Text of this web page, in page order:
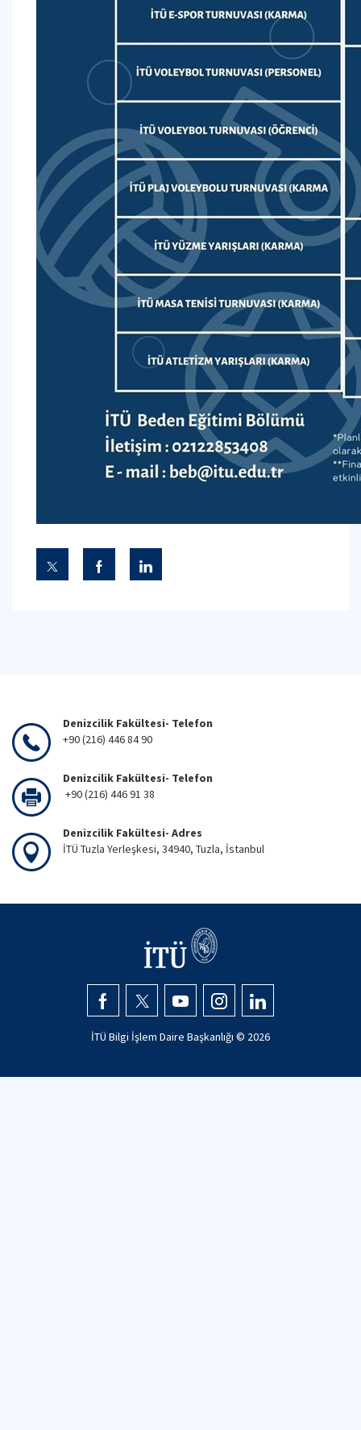
Denizcilik Fakültesi- Telefon
+90 (216) 446 84 90
Denizcilik Fakültesi- Telefon
+90 (216) 446 91 38
Denizcilik Fakültesi- Adres
İTÜ Tuzla Yerleşkesi, 34940, Tuzla, İstanbul
İTÜ Bilgi İşlem Daire Başkanlığı © 2026